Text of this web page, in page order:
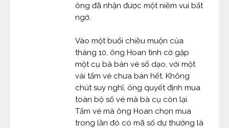
ông đã nhận được một niềm vui bất
ngờ.
Vào một buổi chiều muộn của
tháng 10, ông Hoan tình cờ gặp
một cụ bà bán vé số dạo, với một
vài tấm vé chưa bán hết. Không
chút suy nghĩ, ông quyết định mua
toàn bộ số vé mà bà cụ còn lại.
Tấm vé mà ông Hoan chọn mua
trong lần đó có mã số dự thưởng là